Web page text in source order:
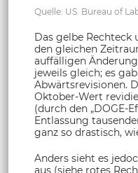
Quelle: US. Bureau of
Das gelbe Rechteck
den gleichen
auffälligen
jeweils gleich; es
Abwärtsrevisionen.
Oktober-Wert
(durch den „DOGE-
Entlassung
ganz so drastisch,
Anders sieht es